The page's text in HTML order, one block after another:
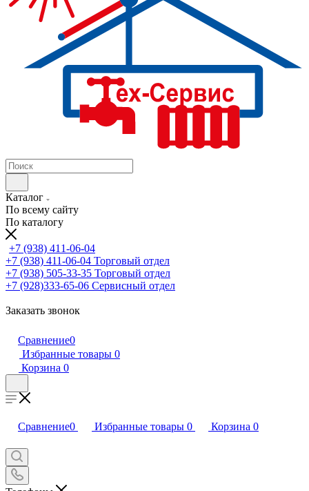
Каталог
По всему сайту
По каталогу
+7 (938) 411-06-04
+7 (938) 411-06-04 Торговый отдел
+7 (938) 505-33-35 Торговый отдел
+7 (928)333-65-06 Сервисный отдел
Заказать звонок
Сравнение0
Избранные товары 0
Корзина 0
Сравнение0 Избранные товары 0 Корзина 0